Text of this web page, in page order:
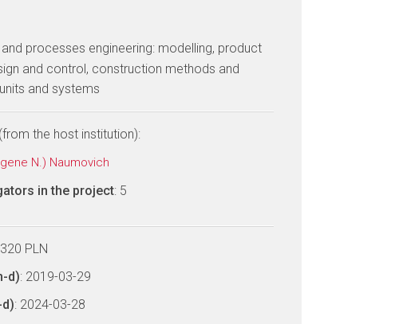
processes engineering: modelling, product
and control, construction methods and
and systems
(from the host institution):
N.) Naumovich
in the project: 5
PLN
d): 2019-03-29
: 2024-03-28